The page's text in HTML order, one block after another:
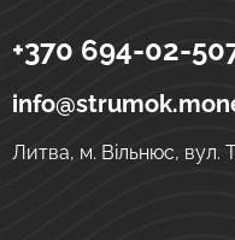
Strumok
Грошові перекази в
вул. Тоторіу, 5-19
+370 694-02-
Литва, м. Вільнюс, вул.